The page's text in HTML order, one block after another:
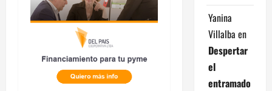
Yanina
Villalba en
Despertar
el
entramado